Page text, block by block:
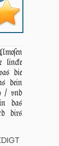
die
dein
/ vnd
das
dirs